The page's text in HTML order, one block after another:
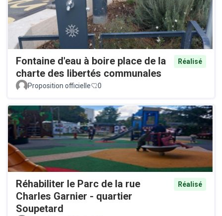
Fontaine d'eau à boire place de la
charte des libertés communales
Réalisé
Proposition officielle 0
Réhabiliter le Parc de la rue
Charles Garnier - quartier
Soupetard
Réalisé